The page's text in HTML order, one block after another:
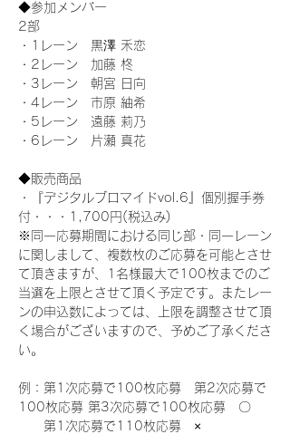
◆参加メンバー
2部
・1レーン　黒澤 禾恋
・2レーン　加藤 柊
・3レーン　朝宮 日向
・4レーン　市原 紬希
・5レーン　遠藤 莉乃
・6レーン　片瀬 真花
◆販売商品
・『デジタルブロマイドvol.6』個別握手券
付・・・1,700円(税込み)
※同一応募期間における同じ部・同一レーン
に関しまして、複数枚のご応募を可能とさせ
て頂きますが、1名様最大で100枚までのご
当選を上限とさせて頂く予定です。またレー
ンの申込数によっては、上限を調整させて頂
く場合がございますので、予めご了承くださ
い。
例：第1次応募で100枚応募　第2次応募で
100枚応募 第3次応募で100枚応募　〇
第1次応募で110枚応募　×